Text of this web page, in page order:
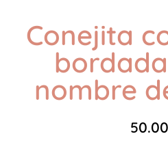
Conejita
nombre
50.00